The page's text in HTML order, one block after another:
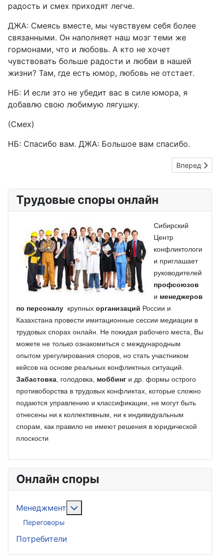
радость и смех приходят легче.
ДЖА: Смеясь вместе, мы чувствуем себя более
связанными. Он наполняет наш мозг теми же
гормонами, что и любовь. А кто не хочет
чувствовать больше радости и любви в нашей
жизни? Там, где есть юмор, любовь не отстает.
НБ: И если это не убедит вас в силе юмора, я
добавлю свою любимую лягушку.
(Смех)
НБ: Спасибо вам. ДЖА: Большое вам спасибо.
Следующий:
Вперед
Трудовые споры онлайн
Сибирский
Центр
конфликтологи
и приглашает
руководителей
профсоюзов
и менеджеров
по персоналу крупных организаций России и
Казахстана провести имитационные сессии медиации в
трудовых спорах онлайн. Не покидая рабочего места, Вы
можете не только ознакомиться с международным
опытом урегулирования споров, но стать участником
кейсов на основе реальных конфликтных ситуаций.
Забастовка, голодовка, моббинг и др. формы острого
противоборства в трудовых конфликтах, которые сложно
подаются управлению и классификации, не могут быть
отнесены ни к коллективным, ни к индивидуальным
спорам, как правило не имеют решения в юридической
плоскости
Онлайн споры
Менеджмент
Переговоры
Потребители